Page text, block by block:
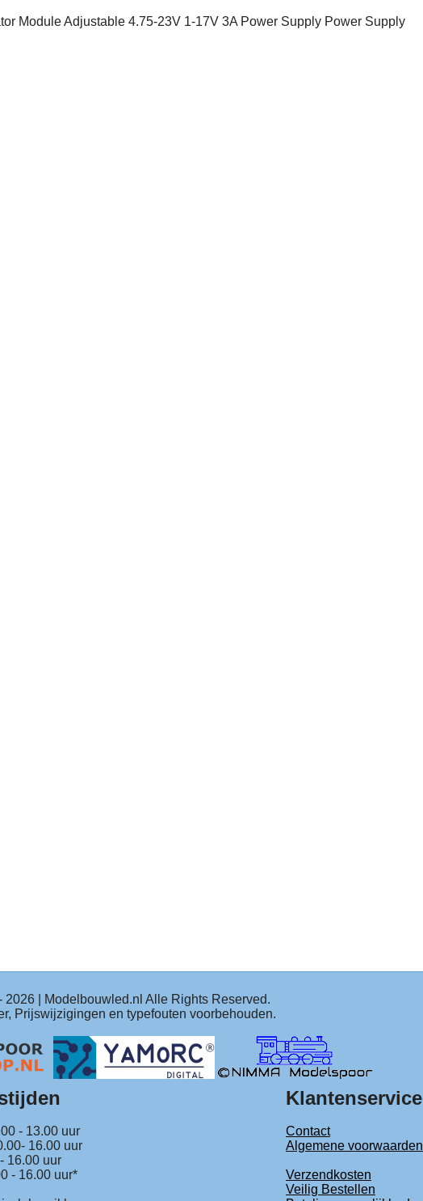
Module Adjustable 4.75-23V 1-17V 3A Power Supply Power Supply
2026| Modelbouwled.nl Alle Rights Reserved.
Prijswijzigingen en typefouten voorbehouden.
Klantenservice
- 13.00 uur
Contact
16.00 uur
Algemene voorwaarden
16.00 uur
- 16.00 uur*
Verzendkosten
Veilig Bestellen